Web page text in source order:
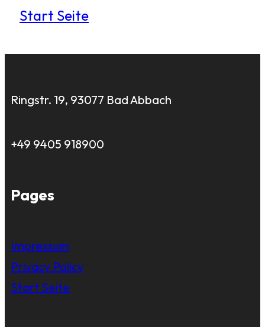
Start Seite
Ringstr. 19, 93077 Bad Abbach
+49 9405 918900
Pages
Impressum
Privacy Policy
Start Seite